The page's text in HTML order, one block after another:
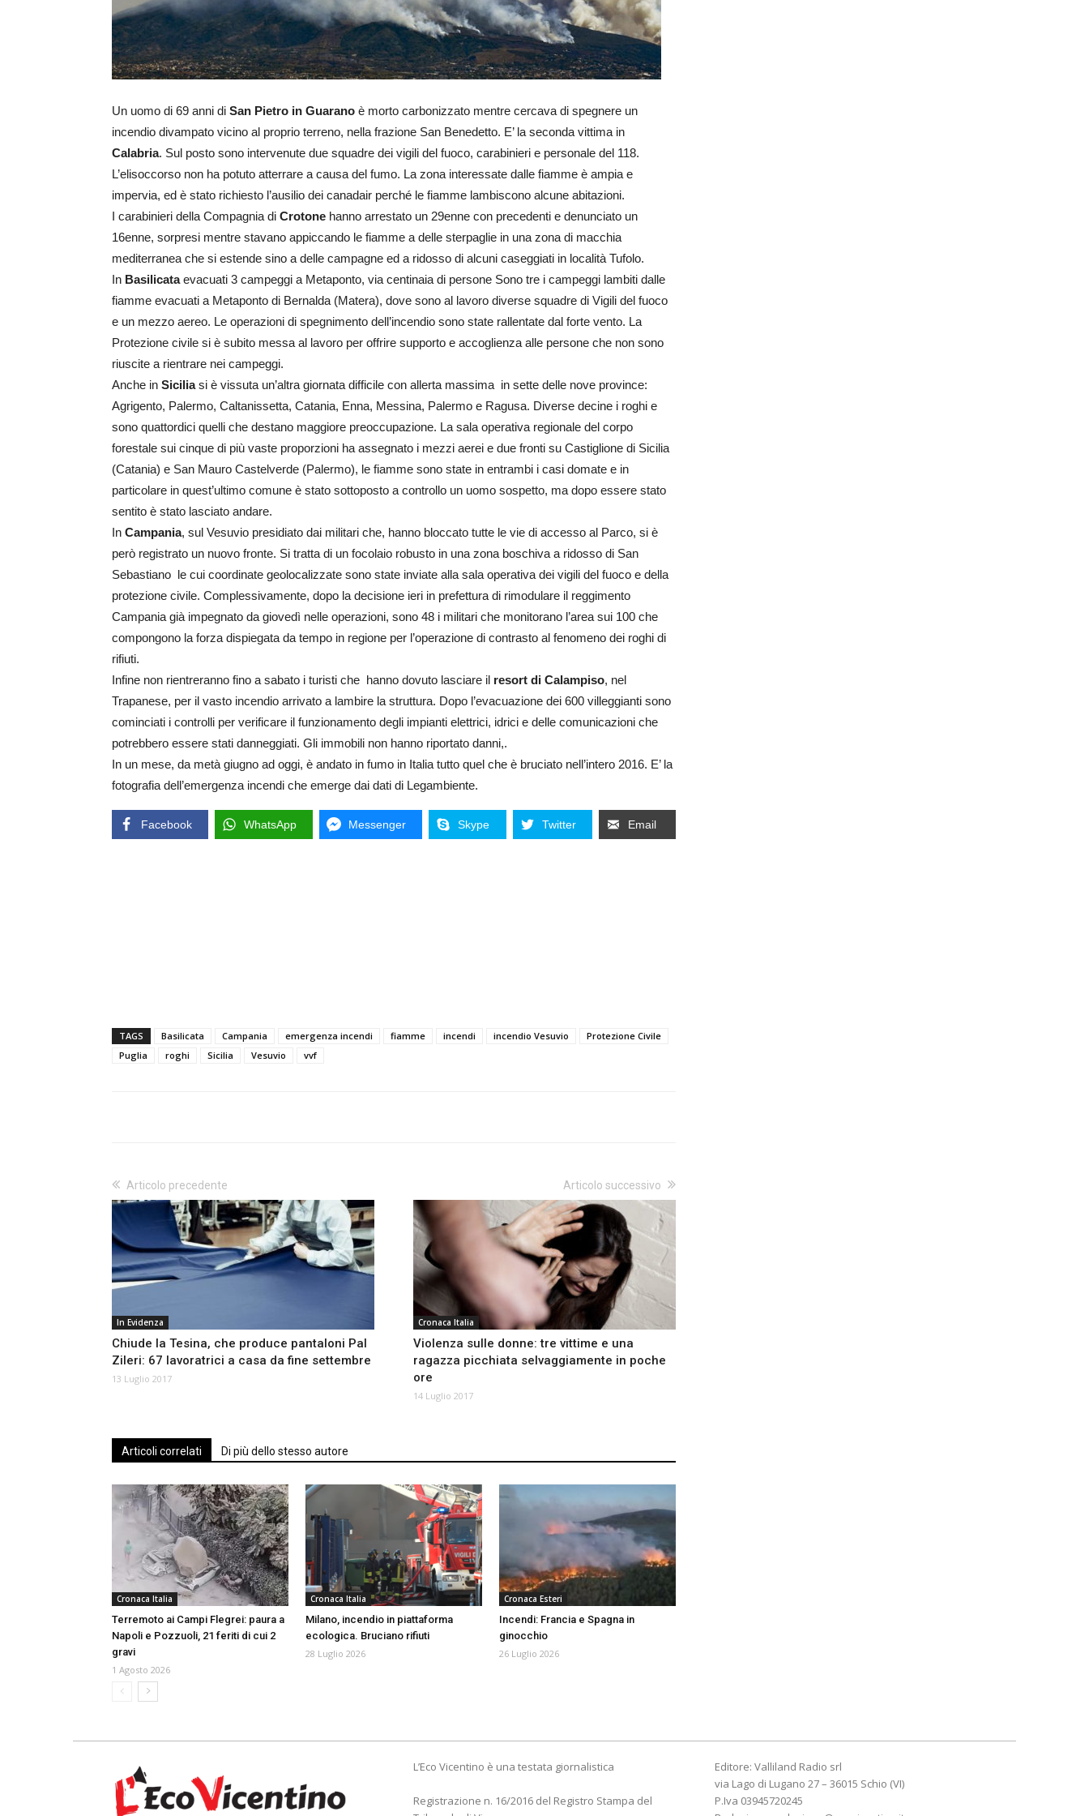
Un uomo di 69 anni di San Pietro in Guarano è morto carbonizzato mentre cercava di spegnere un
incendio divampato vicino al proprio terreno, nella frazione San Benedetto. E’ la seconda vittima in
Calabria. Sul posto sono intervenute due squadre dei vigili del fuoco, carabinieri e personale del 118.
L’elisoccorso non ha potuto atterrare a causa del fumo. La zona interessate dalle fiamme è ampia e
impervia, ed è stato richiesto l’ausilio dei canadair perché le fiamme lambiscono alcune abitazioni.
I carabinieri della Compagnia di Crotone hanno arrestato un 29enne con precedenti e denunciato un
16enne, sorpresi mentre stavano appiccando le fiamme a delle sterpaglie in una zona di macchia
mediterranea che si estende sino a delle campagne ed a ridosso di alcuni caseggiati in località Tufolo.
In Basilicataevacuati 3 campeggi a Metaponto, via centinaia di persone Sono tre i campeggi lambiti dalle
fiamme evacuati a Metaponto di Bernalda (Matera), dove sono al lavoro diverse squadre di Vigili del fuoco
e un mezzo aereo. Le operazioni di spegnimento dell’incendio sono state rallentate dal forte vento. La
Protezione civile si è subito messa al lavoro per offrire supporto e accoglienza alle persone che non sono
riuscite a rientrare nei campeggi.
Anche in Siciliasi è vissuta un’altra giornata difficile con allerta massima in sette delle nove province:
Agrigento, Palermo, Caltanissetta, Catania, Enna, Messina, Palermo e Ragusa. Diverse decine i roghi e
sono quattordici quelli che destano maggiore preoccupazione. La sala operativa regionale del corpo
forestale sui cinque di più vaste proporzioni ha assegnato i mezzi aerei e due fronti su Castiglione di Sicilia
(Catania) e San Mauro Castelverde (Palermo), le fiamme sono state in entrambi i casi domate e in
particolare in quest’ultimo comune è stato sottoposto a controllo un uomo sospetto, ma dopo essere stato
sentito è stato lasciato andare.
In Campania, sul Vesuvio presidiato dai militari che, hanno bloccato tutte le vie di accesso al Parco, si è
però registrato un nuovo fronte. Si tratta di un focolaio robusto in una zona boschiva a ridosso di San
Sebastiano le cui coordinate geolocalizzate sono state inviate alla sala operativa dei vigili del fuoco e della
protezione civile. Complessivamente, dopo la decisione ieri in prefettura di rimodulare il reggimento
Campania già impegnato da giovedì nelle operazioni, sono 48 i militari che monitorano l’area sui 100 che
compongono la forza dispiegata da tempo in regione per l’operazione di contrasto al fenomeno dei roghi di
rifiuti.
Infine non rientreranno fino a sabato i turisti che hanno dovuto lasciare il resort di Calampiso, nel
Trapanese, per il vasto incendio arrivato a lambire la struttura. Dopo l’evacuazione dei 600 villeggianti sono
cominciati i controlli per verificare il funzionamento degli impianti elettrici, idrici e delle comunicazioni che
potrebbero essere stati danneggiati. Gli immobili non hanno riportato danni,.
In un mese, da metà giugno ad oggi, è andato in fumo in Italia tutto quel che è bruciato nell’intero 2016. E’ la
fotografia dell’emergenza incendi che emerge dai dati di Legambiente.
Facebook WhatsApp Messenger Skype Twitter Email
TAGS Basilicata Campania emergenza incendi fiamme incendi incendio Vesuvio
Protezione Civile
Puglia
roghi Sicilia Vesuvio vvf
Articolo precedente
In Evidenza
Chiude la Tesina, che produce pantaloni Pal
Zileri: 67 lavoratrici a casa da fine settembre
13 Luglio 2017
Articolo successivo
Cronaca Italia
Violenza sulle donne: tre vittime e una
ragazza picchiata selvaggiamente in poche
ore
14 Luglio 2017
Articoli correlati Di più dello stesso autore
Cronaca Italia
Terremoto ai Campi Flegrei: paura a
Napoli e Pozzuoli, 21 feriti di cui 2
gravi
1 Agosto 2026
Cronaca Italia
Milano, incendio in piattaforma
ecologica. Bruciano rifiuti
28 Luglio 2026
Cronaca Esteri
Incendi: Francia e Spagna in
ginocchio
26 Luglio 2026
L’Eco Vicentino è una testata giornalistica
Registrazione n. 16/2016 del Registro Stampa del
Editore: Valliland Radio srl
via Lago di Lugano 27 – 36015 Schio (VI)
P.Iva 03945720245